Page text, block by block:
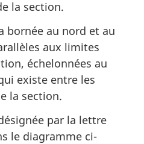
la section.
bornée au nord et au
aux limites
échelonnées au
existe entre les
la section.
par la lettre
le diagramme ci-